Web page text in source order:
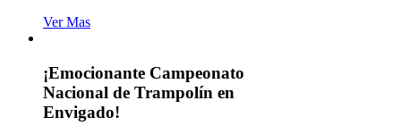
Ver Mas
¡Emocionante Campeonato
Nacional de Trampolín en
Envigado!